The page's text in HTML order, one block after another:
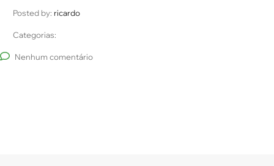
Posted by: ricardo
Categorias:
Nenhum comentário